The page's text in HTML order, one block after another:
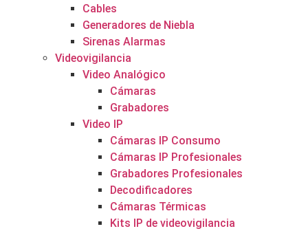
Cables
Generadores de Niebla
Sirenas Alarmas
Videovigilancia
Video Analógico
Cámaras
Grabadores
Video IP
Cámaras IP Consumo
Cámaras IP Profesionales
Grabadores Profesionales
Decodificadores
Cámaras Térmicas
Kits IP de videovigilancia